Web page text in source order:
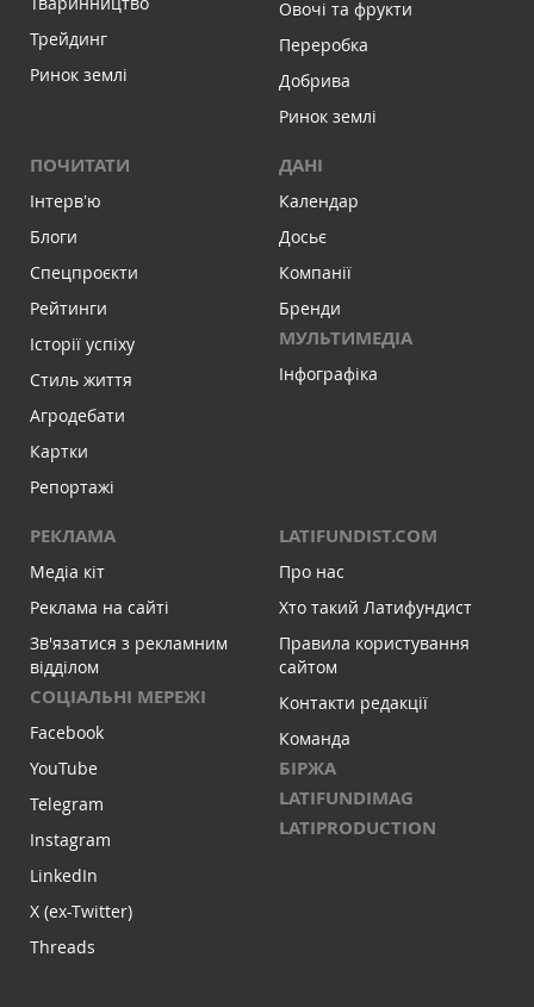
Трейдинг
Ринок землі
Овочі та фрукти
Переробка
Добрива
Ринок землі
ПОЧИТАТИ
Інтервʼю
Блоги
Спецпроєкти
Рейтинги
Історії успіху
Стиль життя
Агродебати
Картки
Репортажі
ДАНІ
Календар
Досьє
Компанії
Бренди
МУЛЬТИМЕДІА
Інфографіка
РЕКЛАМА
Медіа кіт
Реклама на сайті
Зв'язатися з рекламним
відділом
СОЦІАЛЬНІ МЕРЕЖІ
Facebook
YouTube
Telegram
Instagram
LinkedIn
X (ex-Twitter)
Threads
LATIFUNDIST.COM
Про нас
Хто такий Латифундист
Правила користування
сайтом
Контакти редакції
Команда
БІРЖА
LATIFUNDIMAG
LATIPRODUCTION